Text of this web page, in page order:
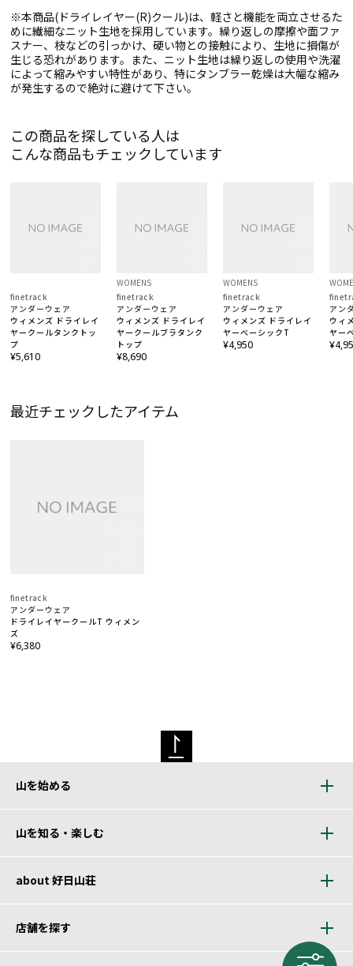
※本商品(ドライレイヤー(R)クール)は、軽さと機能を両立させるた
めに繊細なニット生地を採用しています。繰り返しの摩擦や面ファ
スナー、枝などの引っかけ、硬い物との接触により、生地に損傷が
生じる恐れがあります。また、ニット生地は繰り返しの使用や洗濯
によって縮みやすい特性があり、特にタンブラー乾燥は大幅な縮み
が発生するので絶対に避けて下さい。
この商品を探している人は
こんな商品もチェックしています
finetrack
アンダーウェア
ウィメンズ ドライレイ
ヤークールタンクトッ
プ
¥5,610
WOMENS
finetrack
アンダーウェア
ウィメンズ ドライレイ
ヤークールブラタンク
トップ
¥8,690
WOMENS
finetrack
アンダーウェア
ウィメンズ ドライレイ
ヤーベーシックT
¥4,950
アン
ウィ
ヤー
最近チェックしたアイテム
finetrack
アンダーウェア
ドライレイヤークールT ウィメン
ズ
¥6,380
山を始める
山を知る・楽しむ
about 好日山荘
店舗を探す